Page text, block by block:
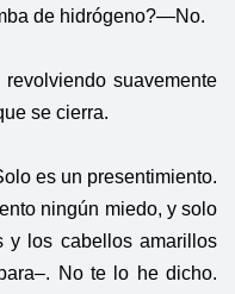
de hidrógeno?—No.
suavemente
se cierra.
es un presentimiento.
ningún miedo, y solo
y los cabellos amarillos
No te lo he dicho.